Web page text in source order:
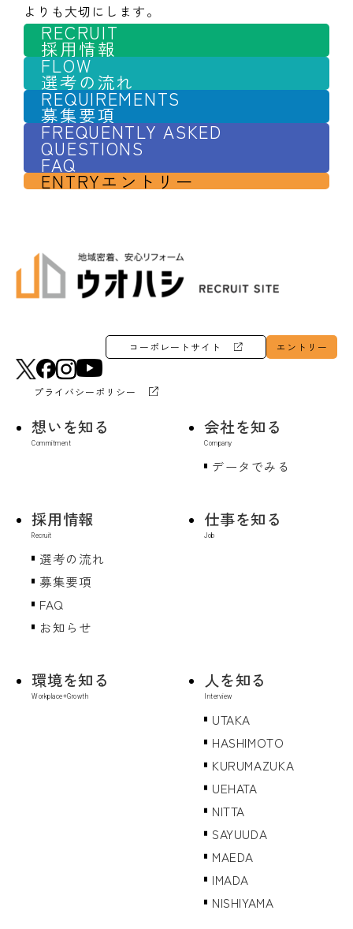
よりも大切にします。
RECRUIT
採用情報
FLOW
選考の流れ
REQUIREMENTS
募集要項
FREQUENTLY ASKED
QUESTIONS
FAQ
ENTRYエントリー
コーポレートサイト エントリー
プライバシーポリシー
想いを知る 会社を知る
データでみる
採用情報
選考の流れ
募集要項
FAQ
お知らせ
仕事を知る
環境を知る 人を知る
UTAKA
HASHIMOTO
KURUMAZUKA
UEHATA
NITTA
SAYUUDA
MAEDA
IMADA
NISHIYAMA